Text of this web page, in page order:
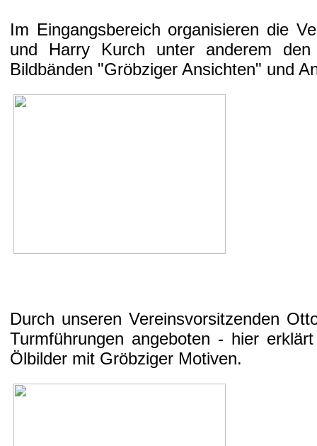
Im Eingangsbereich organisieren die
und Harry Kurch unter anderem den
Bildbänden "Gröbziger Ansichten" und
Durch unseren Vereinsvorsitzenden
Turmführungen angeboten - hier
Ölbilder mit Gröbziger Motiven.